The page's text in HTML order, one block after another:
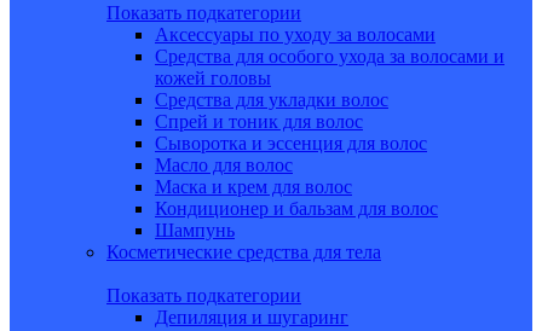
Показать подкатегории
Аксессуары по уходу за волосами
Средства для особого ухода за волосами и
кожей головы
Средства для укладки волос
Спрей и тоник для волос
Сыворотка и эссенция для волос
Масло для волос
Маска и крем для волос
Кондиционер и бальзам для волос
Шампунь
Косметические средства для тела
Показать подкатегории
Депиляция и шугаринг